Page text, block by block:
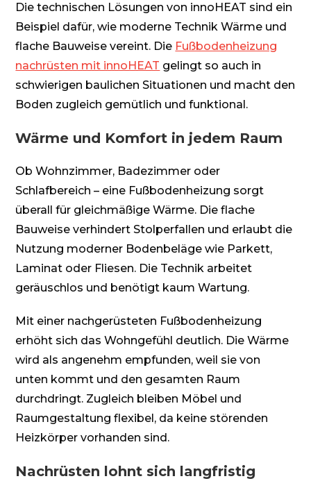
Die technischen Lösungen von innoHEAT sind ein
Beispiel dafür, wie moderne Technik Wärme und
flache Bauweise vereint. Die Fußbodenheizung
nachrüsten mit innoHEAT gelingt so auch in
schwierigen baulichen Situationen und macht den
Boden zugleich gemütlich und funktional.
Wärme und Komfort in jedem Raum
Ob Wohnzimmer, Badezimmer oder
Schlafbereich – eine Fußbodenheizung sorgt
überall für gleichmäßige Wärme. Die flache
Bauweise verhindert Stolperfallen und erlaubt die
Nutzung moderner Bodenbeläge wie Parkett,
Laminat oder Fliesen. Die Technik arbeitet
geräuschlos und benötigt kaum Wartung.
Mit einer nachgerüsteten Fußbodenheizung
erhöht sich das Wohngefühl deutlich. Die Wärme
wird als angenehm empfunden, weil sie von
unten kommt und den gesamten Raum
durchdringt. Zugleich bleiben Möbel und
Raumgestaltung flexibel, da keine störenden
Heizkörper vorhanden sind.
Nachrüsten lohnt sich langfristig